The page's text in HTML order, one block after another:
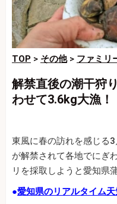
TOP > その他> ファミリ
解禁直後の潮干狩
わせて3.6kg大漁！
東風に春の訪れを感じる
が解禁されて各地でにぎ
リを採取しようと愛知県
●愛知県のリアルタイム